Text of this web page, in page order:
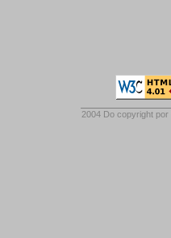
2004 Do copyright por